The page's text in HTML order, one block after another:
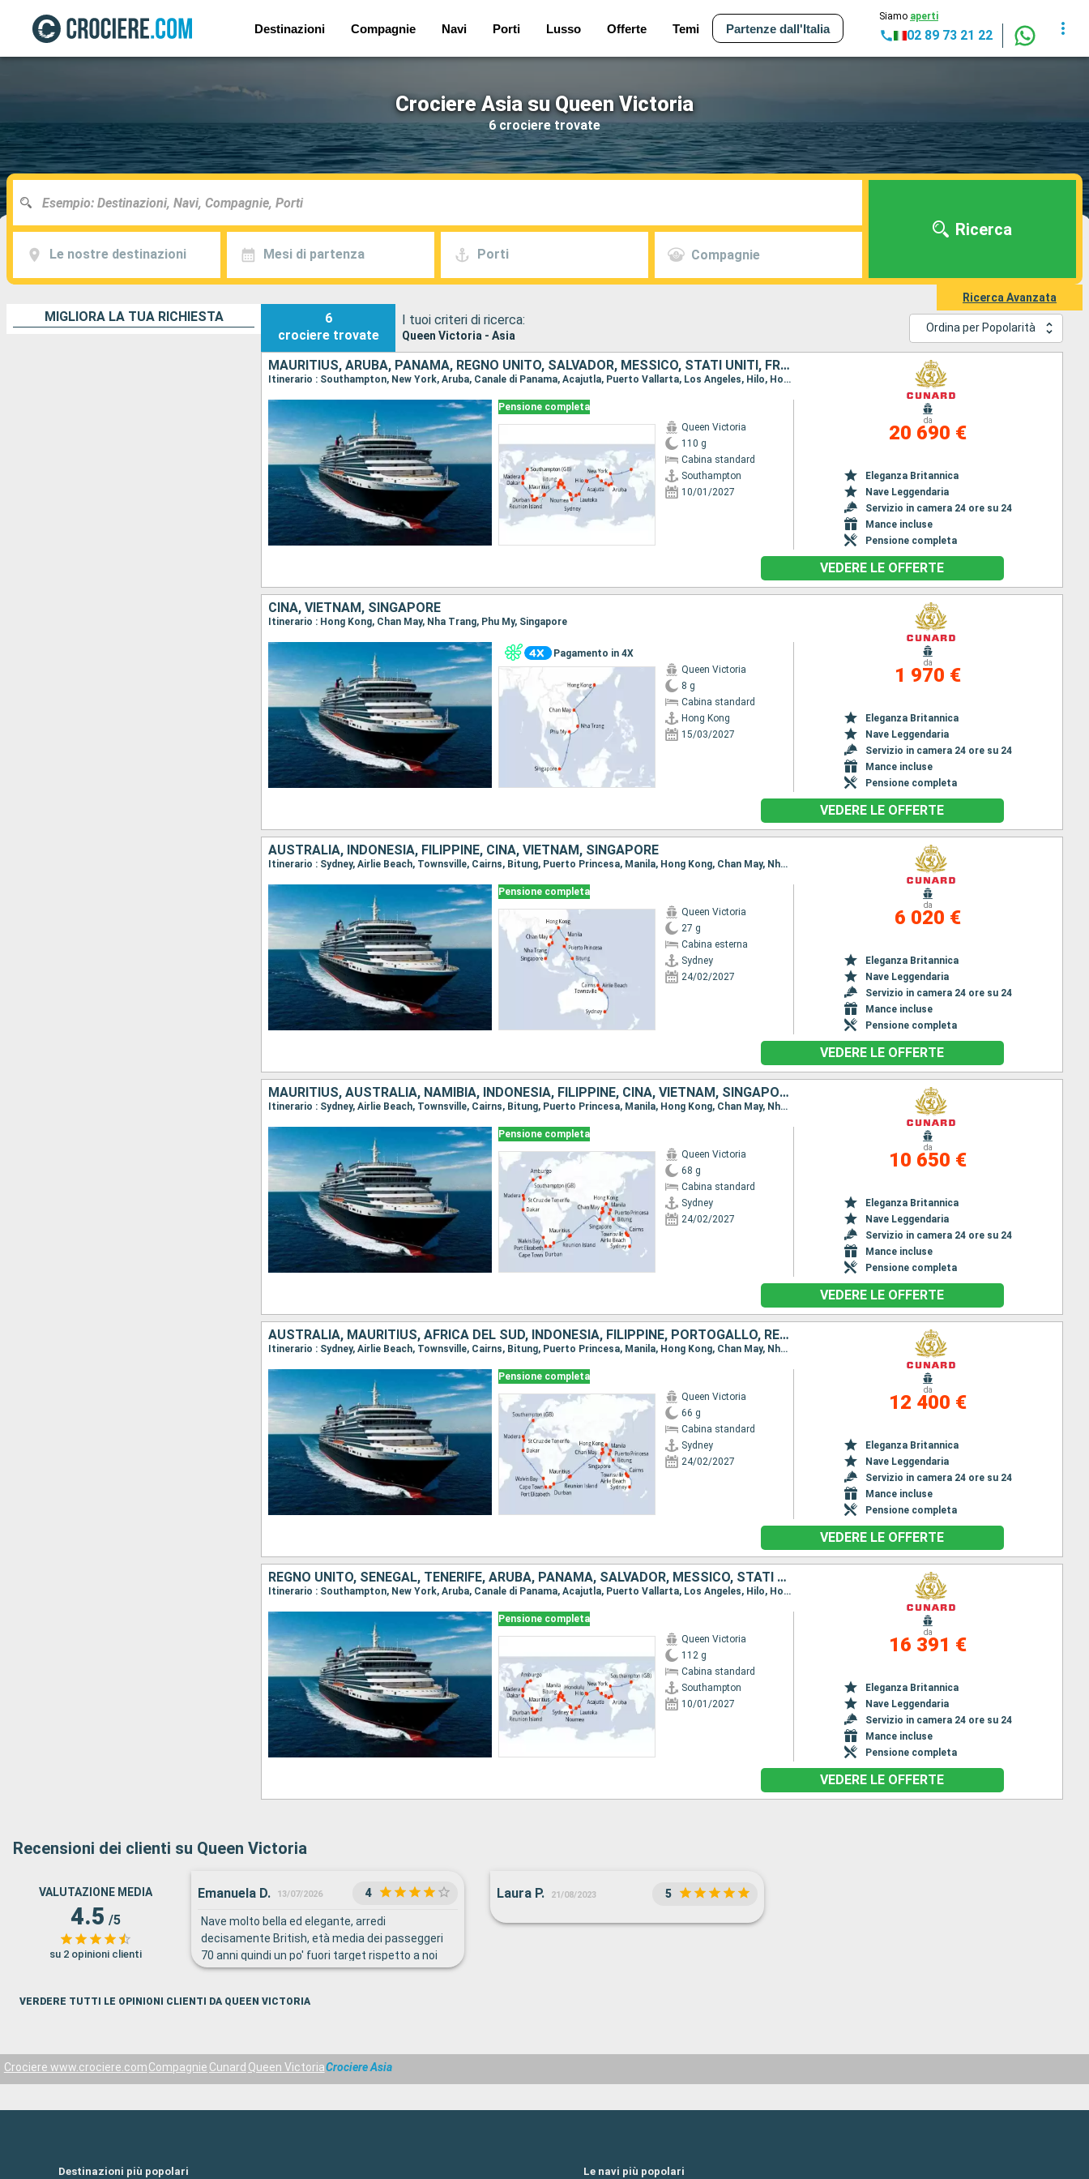
Destinazioni Compagnie Navi Porti Lusso Offerte Temi Partenze dall'Italia
Siamo aperti
02 89 73 21 22
Crociere Asia su Queen Victoria
6 crociere trovate
Le nostre destinazioni Mesi di partenza Porti Compagnie
Ricerca
Ricerca Avanzata
MIGLIORA LA TUA RICHIESTA
6
crociere trovate
I tuoi criteri di ricerca:
Queen Victoria - Asia
Ordina per Popolarità
MAURITIUS, ARUBA, PANAMA, REGNO UNITO, SALVADOR, MESSICO, STATI UNITI, FRANCIA, FIJI (ISOLE), NUOVA CALEDONIA, AUSTRALIA, INDONESIA, FILIPPINE, CINA, VIETNAM, SINGAPORE, AFRICA DEL SUD, NAMIBIA, SENEG
Itinerario : Southampton, New York, Aruba, Canale di Panama, Acajutla, Puerto Vallarta, Los Angeles, Hilo, Honolulu, date, Lautoka, Noumea, Sydney, Airlie Beach, Townsville, Cairns, Bitung, Puerto Princesa, Manila, Hong Kong, Chan May, Nha Trang, Phu My, Singapore, Mauritius, Reunion Island, Durban, Port Elizabeth, Cape Town, Walvis Bay, Dakar, St Cruz de Tenerife, Madera, Southampton
Pensione completa
Queen Victoria
110 g
Cabina standard
Southampton
10/01/2027
da
20 690 €
Eleganza Britannica
Nave Leggendaria
Servizio in camera 24 ore su 24
Mance incluse
Pensione completa
VEDERE LE OFFERTE
CINA, VIETNAM, SINGAPORE
Itinerario : Hong Kong, Chan May, Nha Trang, Phu My, Singapore
Pagamento in 4X
Queen Victoria
8 g
Cabina standard
Hong Kong
15/03/2027
da
1 970 €
Eleganza Britannica
Nave Leggendaria
Servizio in camera 24 ore su 24
Mance incluse
Pensione completa
VEDERE LE OFFERTE
AUSTRALIA, INDONESIA, FILIPPINE, CINA, VIETNAM, SINGAPORE
Itinerario : Sydney, Airlie Beach, Townsville, Cairns, Bitung, Puerto Princesa, Manila, Hong Kong, Chan May, Nha Trang, Phu My, Singapore
Pensione completa
Queen Victoria
27 g
Cabina esterna
Sydney
24/02/2027
da
6 020 €
Eleganza Britannica
Nave Leggendaria
Servizio in camera 24 ore su 24
Mance incluse
Pensione completa
VEDERE LE OFFERTE
MAURITIUS, AUSTRALIA, NAMIBIA, INDONESIA, FILIPPINE, CINA, VIETNAM, SINGAPORE, AFRICA DEL SUD, SENEGAL, TENERIFE, PORTOGALLO, REGNO UNITO, GERMANIA
Itinerario : Sydney, Airlie Beach, Townsville, Cairns, Bitung, Puerto Princesa, Manila, Hong Kong, Chan May, Nha Trang, Phu My, Singapore, Mauritius, Reunion Island, Durban, Port Elizabeth, Cape Town, Walvis Bay, Dakar, St Cruz de Tenerife, Madera, Southampton, Amburgo
Pensione completa
Queen Victoria
68 g
Cabina standard
Sydney
24/02/2027
da
10 650 €
Eleganza Britannica
Nave Leggendaria
Servizio in camera 24 ore su 24
Mance incluse
Pensione completa
VEDERE LE OFFERTE
AUSTRALIA, MAURITIUS, AFRICA DEL SUD, INDONESIA, FILIPPINE, PORTOGALLO, REGNO UNITO, CINA, VIETNAM, SINGAPORE, NAMIBIA, SENEGAL, TENERIFE
Itinerario : Sydney, Airlie Beach, Townsville, Cairns, Bitung, Puerto Princesa, Manila, Hong Kong, Chan May, Nha Trang, Phu My, Singapore, Mauritius, Reunion Island, Durban, Port Elizabeth, Cape Town, Walvis Bay, Dakar, St Cruz de Tenerife, Madera, Southampton
Pensione completa
Queen Victoria
66 g
Cabina standard
Sydney
24/02/2027
da
12 400 €
Eleganza Britannica
Nave Leggendaria
Servizio in camera 24 ore su 24
Mance incluse
Pensione completa
VEDERE LE OFFERTE
REGNO UNITO, SENEGAL, TENERIFE, ARUBA, PANAMA, SALVADOR, MESSICO, STATI UNITI, FRANCIA, FIJI (ISOLE), NUOVA CALEDONIA, AUSTRALIA, INDONESIA, FILIPPINE, CINA, VIETNAM, SINGAPORE, MAURITIUS, AFRICA DEL
Itinerario : Southampton, New York, Aruba, Canale di Panama, Acajutla, Puerto Vallarta, Los Angeles, Hilo, Honolulu, date, Lautoka, Noumea, Sydney, Airlie Beach, Townsville, Cairns, Bitung, Puerto Princesa, Manila, Hong Kong, Chan May, Nha Trang, Phu My, Singapore, Mauritius, Reunion Island, Durban, Port Elizabeth, Cape Town, Walvis Bay, Dakar, St Cruz de Tenerife, Madera, Southampton, Amburgo
Pensione completa
Queen Victoria
112 g
Cabina standard
Southampton
10/01/2027
da
16 391 €
Eleganza Britannica
Nave Leggendaria
Servizio in camera 24 ore su 24
Mance incluse
Pensione completa
VEDERE LE OFFERTE
Recensioni dei clienti su Queen Victoria
VALUTAZIONE MEDIA
4.5 /5
su 2 opinioni clienti
Emanuela D. 13/07/2026 4
Nave molto bella ed elegante, arredi
decisamente British, età media dei passeggeri
70 anni quindi un po' fuori target rispetto a noi
Spettacoli super con attori cantanti e ballerini di
"medio/giovani" ...ma del resto l'età era da
Laura P. 21/08/2023 5
VERDERE TUTTI LE OPINIONI CLIENTI DA QUEEN VICTORIA
Crociere www.crociere.comCompagnie Cunard Queen VictoriaCrociere Asia
Destinazioni più popolari Le navi più popolari